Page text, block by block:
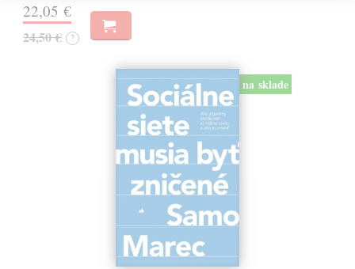
22,05 €
24,50 € ?
na sklade